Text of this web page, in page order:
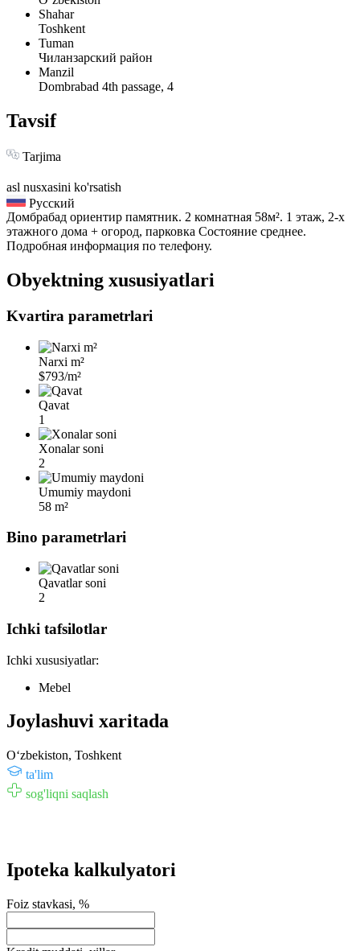
Shahar
Toshkent
Tuman
Чиланзарский район
Manzil
Dombrabad 4th passage, 4
Tavsif
Tarjima
asl nusxasini ko'rsatish
Русский
Домбрабад ориентир памятник. 2 комнатная 58м². 1 этаж, 2-х
этажного дома + огород, парковка Состояние среднее.
Подробная информация по телефону.
Obyektning xususiyatlari
Kvartira parametrlari
Narxi m²
$793/m²
Qavat
1
Xonalar soni
2
Umumiy maydoni
58 m²
Bino parametrlari
Qavatlar soni
2
Ichki tafsilotlar
Ichki xususiyatlar:
Mebel
Joylashuvi xaritada
Oʻzbekiston, Toshkent
ta'lim
sog'liqni saqlash
Ipoteka kalkulyatori
Foiz stavkasi, %